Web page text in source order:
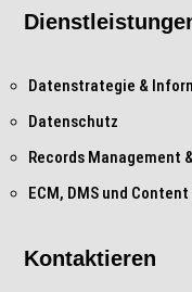
Datenstrategie &
Datenschutz
Records Management
ECM, DMS und
Kontaktieren